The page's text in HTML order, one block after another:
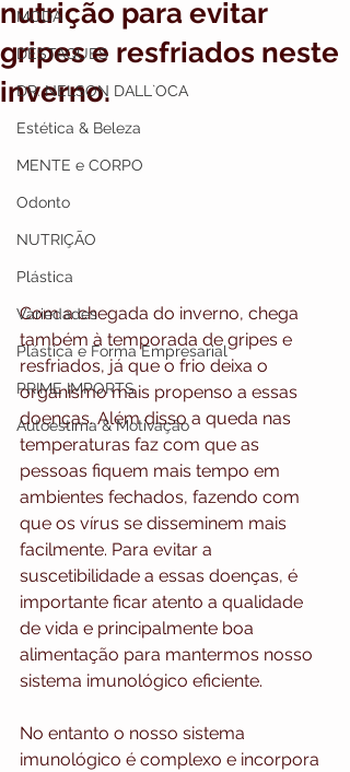
MODA
DESTAQUES
DR. NELSON DALL`OCA
Estética & Beleza
MENTE e CORPO
Odonto
NUTRIÇÃO
Plástica
Variedades
Plástica e Forma Empresarial
PRIME IMPORTS
Autoestima & Motivação
nutrição para evitar
gripes e resfriados neste
inverno.
Com a chegada do inverno, chega
também à temporada de gripes e
resfriados, já que o frio deixa o
organismo mais propenso a essas
doenças. Além disso a queda nas
temperaturas faz com que as
pessoas fiquem mais tempo em
ambientes fechados, fazendo com
que os vírus se disseminem mais
facilmente. Para evitar a
suscetibilidade a essas doenças, é
importante ficar atento a qualidade
de vida e principalmente boa
alimentação para mantermos nosso
sistema imunológico eficiente.
No entanto o nosso sistema
imunológico é complexo e incorpora